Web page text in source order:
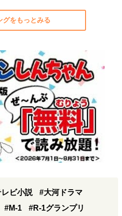
グをもっとみる
ビ小説
#大河ドラマ
#M-1
#R-1グランプリ